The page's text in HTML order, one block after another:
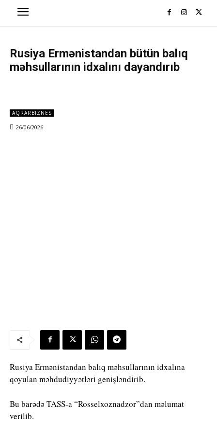
Rusiya Ermənistandan bütün balıq
məhsullarının idxalını dayandırıb
AQRARBIZNES
26/06/2026
Rusiya Ermənistandan balıq məhsullarının idxalına
qoyulan məhdudiyyətləri genişləndirib.
Bu barədə TASS-a “Rosselxoznadzor”dan məlumat
verilib.